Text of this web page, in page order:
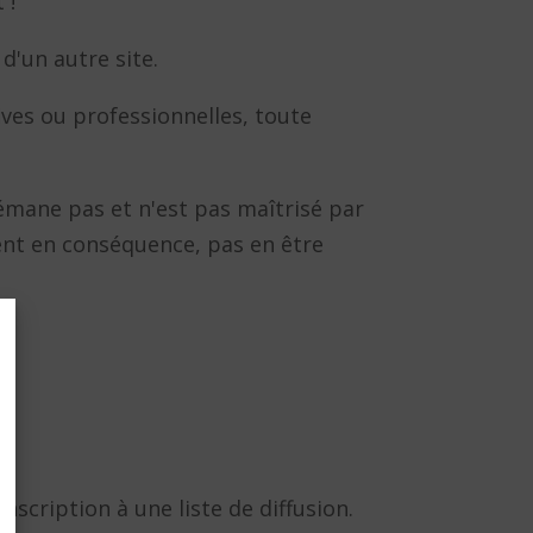
autre site.
ou professionnelles, toute
pas et n'est pas maîtrisé par
en conséquence, pas en être
à une liste de diffusion.